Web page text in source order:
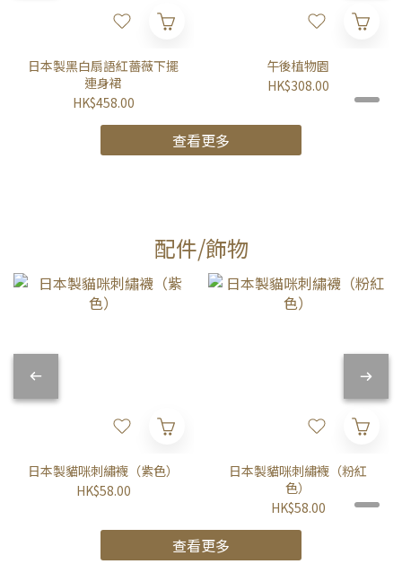
日本製黑白扇語紅薔薇下擺
連身裙
HK$458.00
午後植物園
HK$308.00
查看更多
配件/飾物
日本製貓咪刺繡襪（紫色）
HK$58.00
日本製貓咪刺繡襪（粉紅
色）
HK$58.00
查看更多